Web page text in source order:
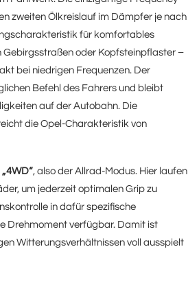
zweiten Ölkreislauf im Dämpfer je nach
für komfortables
Gebirgsstraßen oder Kopfsteinpflaster –
bei niedrigen Frequenzen. Der
Befehl des Fahrers und bleibt
auf der Autobahn. Die
die Opel-Charakteristik von
„4WD“, also der Allrad-Modus. Hier laufen
um jederzeit optimalen Grip zu
in dafür spezifische
Drehmoment verfügbar. Damit ist
Witterungsverhältnissen voll ausspielt